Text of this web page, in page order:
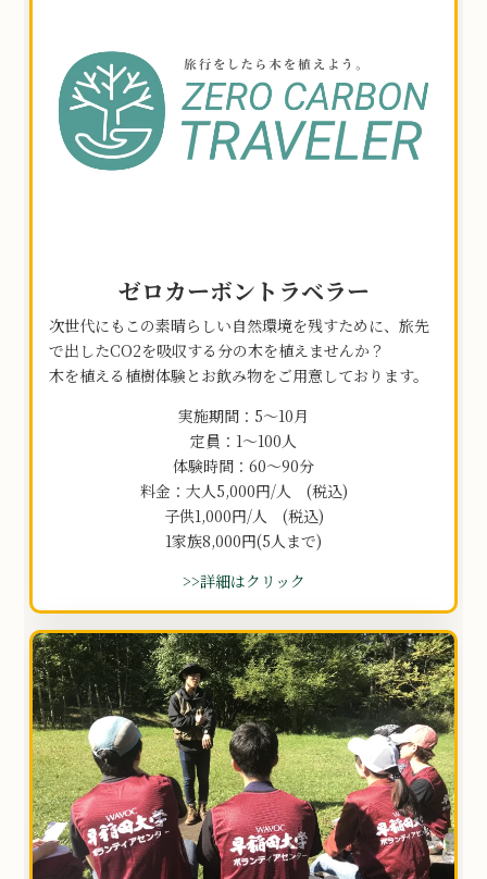
ゼロカーボントラベラー
次世代にもこの素晴らしい自然環境を残すために、旅先
で出したCO2を吸収する分の木を植えませんか？
木を植える植樹体験とお飲み物をご用意しております。
実施期間：5～10月
定員：1～100人
体験時間：60～90分
料金：大人5,000円/人 (税込)
子供1,000円/人 (税込)
1家族8,000円(5人まで)
>>詳細はクリック